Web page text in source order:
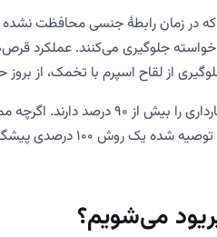
در زمان رابطۀ جنسی محافظت نشده
جلوگیری می‌کنند. عملکرد
از لقاح اسپرم با تخمک، از
این قرص‌ها در شرایطی که درست و به موقع مصرف شوند،
مصرف درست هم خوب عمل نکنند. بنابراین
می‌شویم؟